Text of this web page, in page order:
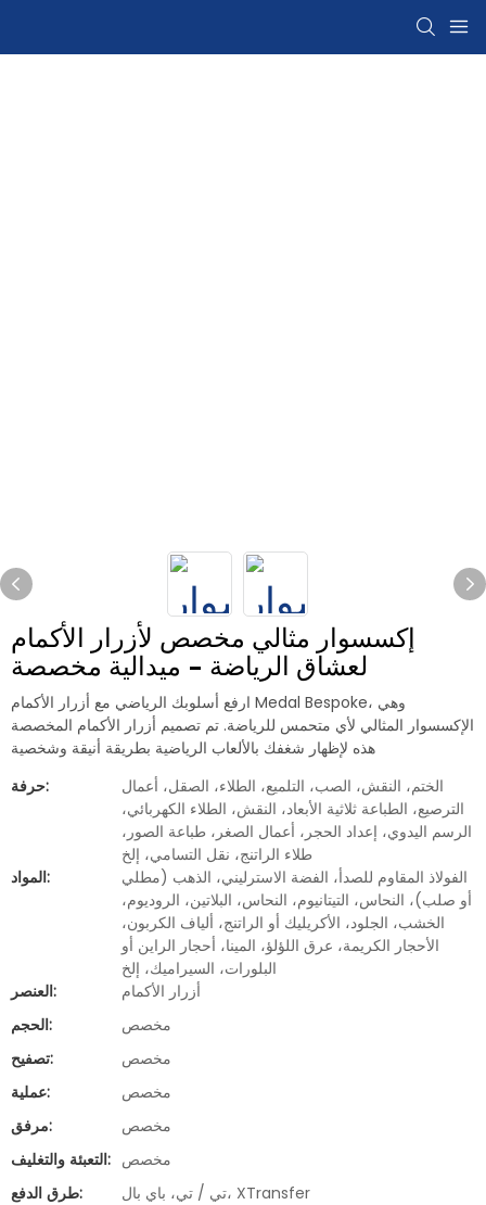
إكسسوار مثالي مخصص لأزرار الأكمام
لعشاق الرياضة - ميدالية مخصصة
ارفع أسلوبك الرياضي مع أزرار الأكمام Medal Bespoke، وهي
الإكسسوار المثالي لأي متحمس للرياضة. تم تصميم أزرار الأكمام المخصصة
هذه لإظهار شغفك بالألعاب الرياضية بطريقة أنيقة وشخصية
حرفة:
الختم، النقش، الصب، التلميع، الطلاء، الصقل، أعمال
الترصيع، الطباعة ثلاثية الأبعاد، النقش، الطلاء الكهربائي،
الرسم اليدوي، إعداد الحجر، أعمال الصغر، طباعة الصور،
طلاء الراتنج، نقل التسامي، إلخ
المواد:
الفولاذ المقاوم للصدأ، الفضة الاسترليني، الذهب (مطلي
أو صلب)، النحاس، التيتانيوم، النحاس، البلاتين، الروديوم،
الخشب، الجلود، الأكريليك أو الراتنج، ألياف الكربون،
الأحجار الكريمة، عرق اللؤلؤ، المينا، أحجار الراين أو
البلورات، السيراميك، إلخ
العنصر:
أزرار الأكمام
الحجم:
مخصص
تصفيح:
مخصص
عملية:
مخصص
مرفق:
مخصص
التعبئة والتغليف: مخصص
طرق الدفع:
تي / تي، باي بال، XTransfer